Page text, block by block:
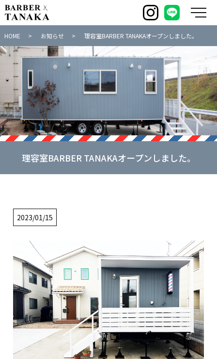
メ
HOME お知らせ 理容室BARBER TANAKAオープンしました。
理容室BARBER TANAKAオープンしました。
2023/01/15